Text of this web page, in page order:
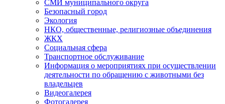
СМИ муниципального округа
Безопасный город
Экология
НКО, общественные, религиозные объединения
ЖКХ
Социальная сфера
Транспортное обслуживание
Информация о мероприятиях при осуществлении
деятельности по обращению с животными без
владельцев
Видеогалерея
Фотогалерея